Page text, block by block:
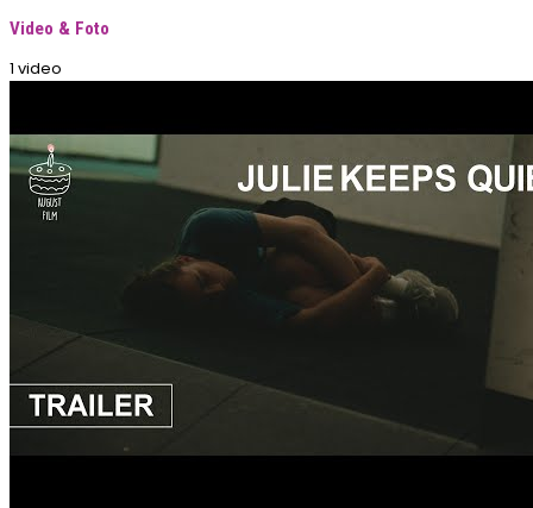
Video & Foto
1 video